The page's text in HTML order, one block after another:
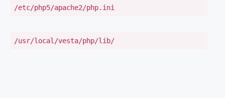
/etc/php5/apache2/php.ini
/usr/local/vesta/php/lib/